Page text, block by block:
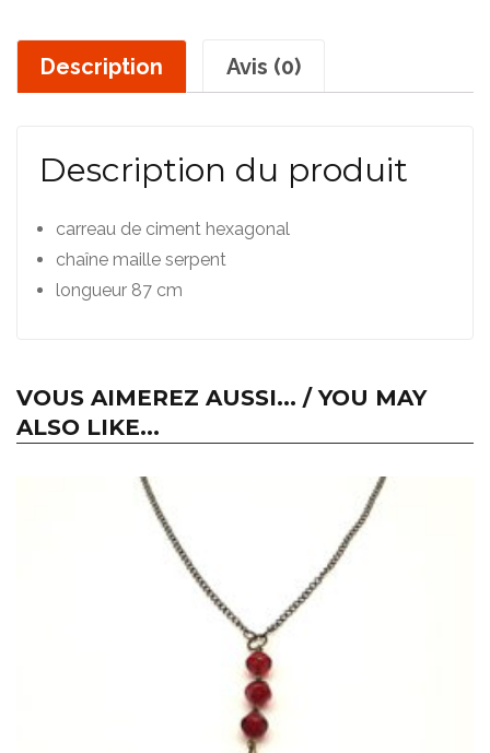
Description Avis (0)
Description du produit
carreau de ciment hexagonal
chaîne maille serpent
longueur 87 cm
VOUS AIMEREZ AUSSI... / YOU MAY
ALSO LIKE...